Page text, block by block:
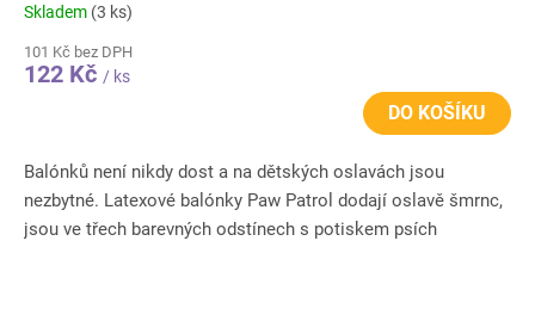
Skladem (3 ks)
101 Kč bez DPH
122 Kč / ks
DO KOŠÍKU
Balónků není nikdy dost a na dětských oslavách jsou
nezbytné. Latexové balónky Paw Patrol dodají oslavě šmrnc,
jsou ve třech barevných odstínech s potiskem psích